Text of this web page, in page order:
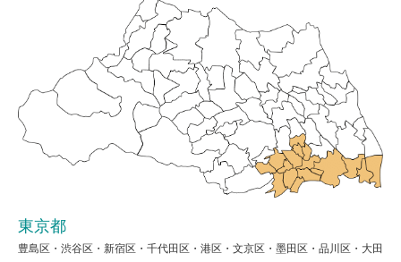
東京都
豊島区・渋谷区・新宿区・千代田区・港区・文京区・墨田区・品川区・大田